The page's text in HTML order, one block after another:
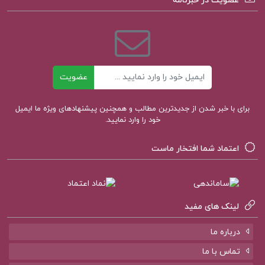
دانلود کتاب تاریخ ایران باستان اثر حسن پیرنیا ۳ جلدی
قدیم
کتاب پیشنهادی پروژه کده
عضویت
برای با خبر شدن از جدیدترین مطالب و همچنین پیشنهادهای ویژه ما ایمیل
خود را وارد نمایید.
اعتماد شما افتخار ماست
لینک های مفید
درباره ما
تماس با ما